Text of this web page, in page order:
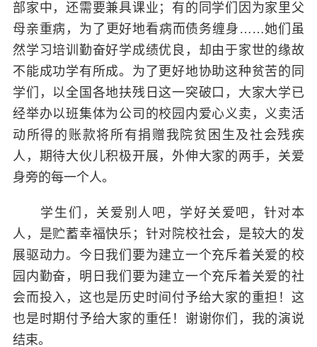
部家中，还需要兼具课业；有的同学们因为家里父
母亲重病，为了更好地看病而债务缠身……她们虽
然学习培训勤奋好学成绩优良，却由于家世的缘故
不能成功学有所成。为了更好地协助这种贫苦的同
学们，以全国各地扶残日这一突破口，大家大学已
经举办以班集体为公司的校园内爱心义卖，义卖活
动所得的账款将所有捐赠我院贫困生及社会残疾
人，期待大伙儿积极开展，外伸大家的两手，关爱
身旁的每一个人。
学生们，关爱别人吧，学好关爱吧，针对本
人，是贮蓄幸福快乐；针对院校社会，是较大的发
展驱动力。今日我们要为建立一个充斥着关爱的校
园内勤奋，明日我们要为建立一个充斥着关爱的社
会而投入，这也是历史时间付予给大家的重担！这
也是时期付予给大家的重任！谢谢你们，我的演说
结束。